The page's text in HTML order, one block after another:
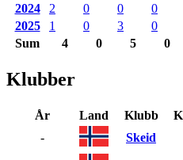
2024
2 0 0 0
2025
1 0 3 0
Sum
4 0 5 0
Klubber
År Land Klubb
-
Skeid